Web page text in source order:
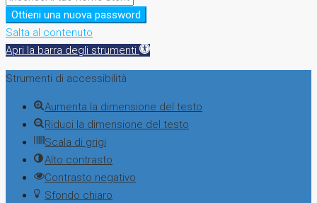
Ottieni una nuova password
Salta al contenuto
Apri la barra degli strumenti
Strumenti di accessibilità
Aumenta la dimensione del testo
Riduci la dimensione del testo
Scala di grigi
Alto contrasto
Contrasto negativo
Sfondo chiaro